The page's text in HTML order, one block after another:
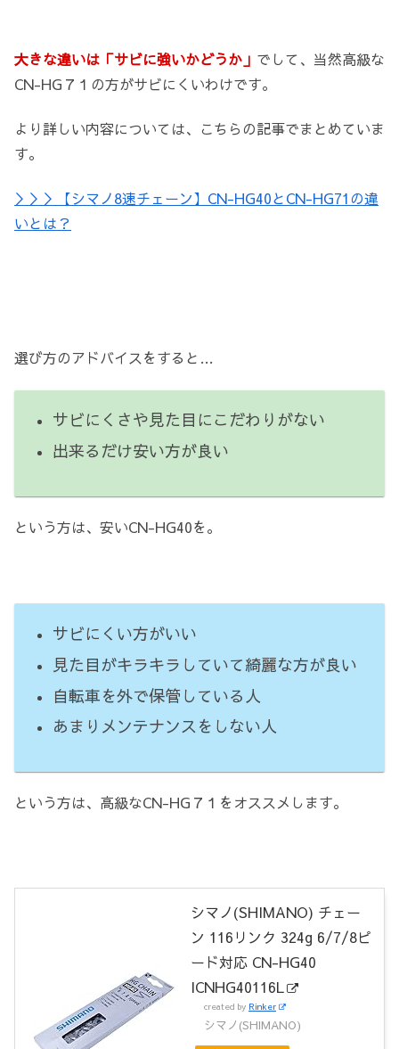
大きな違いは「サビに強いかどうか」 でして、当然高級な
CN-HG７１の方がサビにくいわけです。
より詳しい内容については、こちらの記事でまとめていま
す。
＞＞＞【シマノ8速チェーン】CN-HG40とCN-HG71の違
いとは？
選び方のアドバイスをすると…
サビにくさや見た目にこだわりがない
出来るだけ安い方が良い
という方は、安いCN-HG40を。
サビにくい方がいい
見た目がキラキラしていて綺麗な方が良い
自転車を外で保管している人
あまりメンテナンスをしない人
という方は、高級なCN-HG７１をオススメします。
シマノ(SHIMANO) チェー
ン 116リンク 324g 6/7/8ピ
ード対応 CN-HG40
ICNHG40116L
created by Rinker
シマノ(SHIMANO)